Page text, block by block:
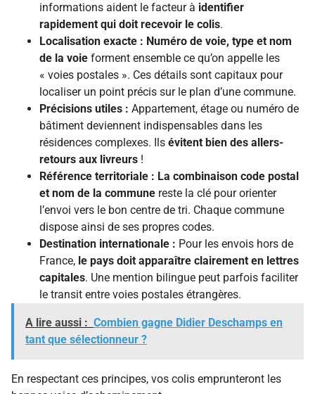
informations aident le facteur à identifier
rapidement qui doit recevoir le colis.
Localisation exacte : Numéro de voie, type et nom
de la voie forment ensemble ce qu’on appelle les
« voies postales ». Ces détails sont capitaux pour
localiser un point précis sur le plan d’une commune.
Précisions utiles : Appartement, étage ou numéro de
bâtiment deviennent indispensables dans les
résidences complexes. Ils évitent bien des allers-
retours aux livreurs !
Référence territoriale : La combinaison code postal
et nom de la commune reste la clé pour orienter
l’envoi vers le bon centre de tri. Chaque commune
dispose ainsi de ses propres codes.
Destination internationale : Pour les envois hors de
France, le pays doit apparaître clairement en lettres
capitales. Une mention bilingue peut parfois faciliter
le transit entre voies postales étrangères.
A lire aussi : Combien gagne Didier Deschamps en
tant que sélectionneur ?
En respectant ces principes, vos colis emprunteront les